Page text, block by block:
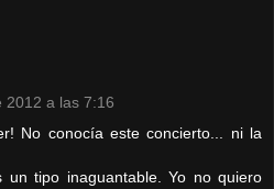
2012 a las 7:16
No conocía este concierto... ni la
un tipo inaguantable. Yo no quiero